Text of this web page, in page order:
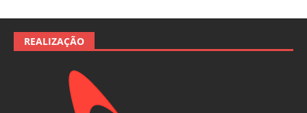
REALIZAÇÃO